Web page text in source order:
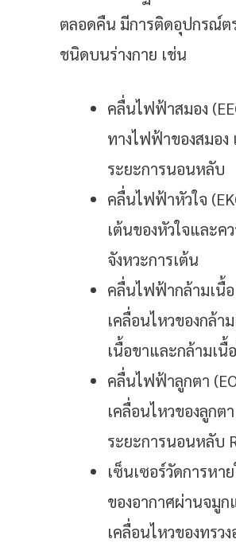
ตลอดคืน มีการติดอุปกรณ์ต
ชนิดบนร่างกาย เช่น
คลื่นไฟฟ้าสมอง
ทางไฟฟ้าของสมอง
ระยะการนอนหลับ
คลื่นไฟฟ้าหัวใจ
เต้นของหัวใจและค
จังหวะการเต้น
คลื่นไฟฟ้ากล้ามเนื้อ
เคลื่อนไหวของกล้า
เนื้อขาและกล้ามเนื้
คลื่นไฟฟ้าลูกตา
เคลื่อนไหวของลูกต
ระยะการนอนหลับ
เซ็นเซอร์วัดการหา
ของอากาศผ่านจมู
เคลื่อนไหวของทรว